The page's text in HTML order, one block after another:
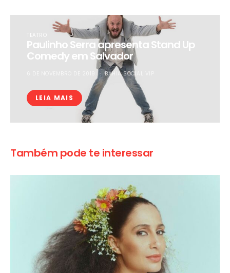
TEATRO
Paulinho Serra apresenta Stand Up
Comedy em Salvador
BAHIA SOCIAL VIP
LEIA MAIS
Também pode te interessar